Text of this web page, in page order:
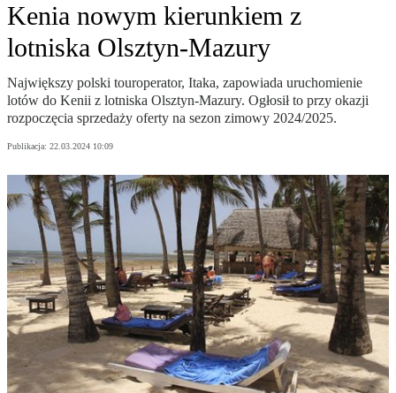
Kenia nowym kierunkiem z
lotniska Olsztyn-Mazury
Największy polski touroperator, Itaka, zapowiada uruchomienie
lotów do Kenii z lotniska Olsztyn-Mazury. Ogłosił to przy okazji
rozpoczęcia sprzedaży oferty na sezon zimowy 2024/2025.
Publikacja: 22.03.2024 10:09